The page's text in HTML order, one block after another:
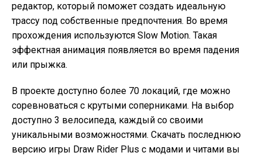
редактор, который поможет создать идеальную
трассу под собственные предпочтения. Во время
прохождения используются Slow Motion. Такая
эффектная анимация появляется во время падения
или прыжка.
В проекте доступно более 70 локаций, где можно
соревноваться с крутыми соперниками. На выбор
доступно 3 велосипеда, каждый со своими
уникальными возможностями. Скачать последнюю
версию игры Draw Rider Plus с модами и читами вы